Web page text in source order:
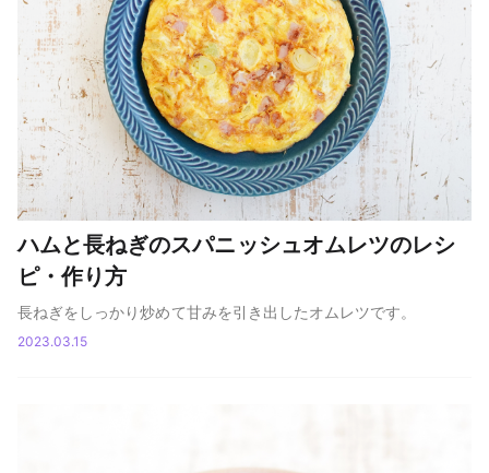
ハムと長ねぎのスパニッシュオムレツのレシ
ピ・作り方
長ねぎをしっかり炒めて甘みを引き出したオムレツです。
2023.03.15